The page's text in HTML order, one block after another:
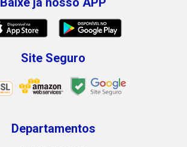
Site Seguro
Departamentos